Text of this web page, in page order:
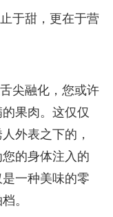
于甜，更在于营
尖融化，您或许
果肉。这仅仅
外表之下的，
的身体注入的
一种美味的零
。